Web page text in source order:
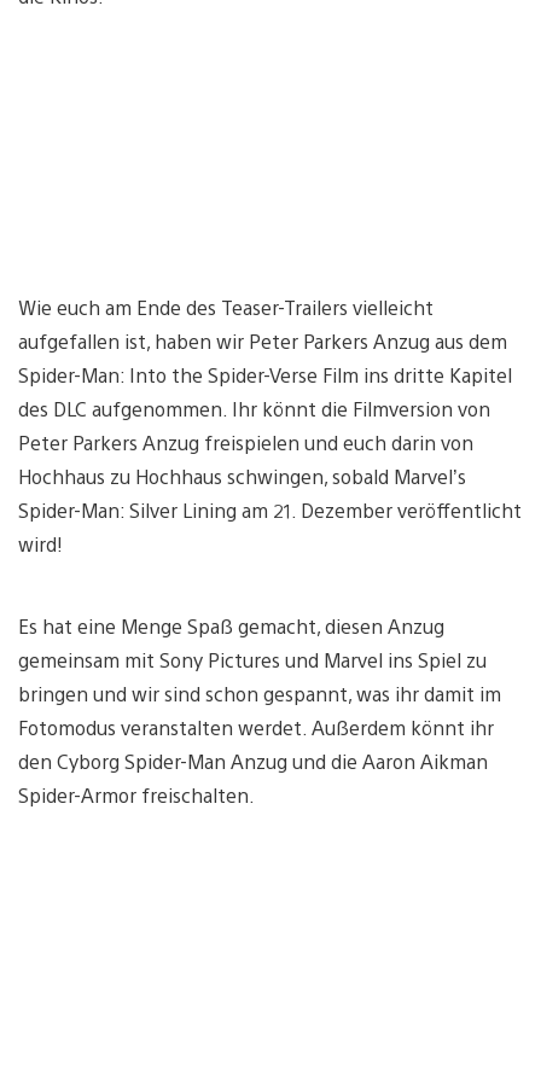
Wie euch am Ende des Teaser-Trailers vielleicht
aufgefallen ist, haben wir Peter Parkers Anzug aus dem
Spider-Man: Into the Spider-Verse Film ins dritte Kapitel
des DLC aufgenommen. Ihr könnt die Filmversion von
Peter Parkers Anzug freispielen und euch darin von
Hochhaus zu Hochhaus schwingen, sobald Marvel’s
Spider-Man: Silver Lining am 21. Dezember veröffentlicht
wird!
Es hat eine Menge Spaß gemacht, diesen Anzug
gemeinsam mit Sony Pictures und Marvel ins Spiel zu
bringen und wir sind schon gespannt, was ihr damit im
Fotomodus veranstalten werdet. Außerdem könnt ihr
den Cyborg Spider-Man Anzug und die Aaron Aikman
Spider-Armor freischalten.